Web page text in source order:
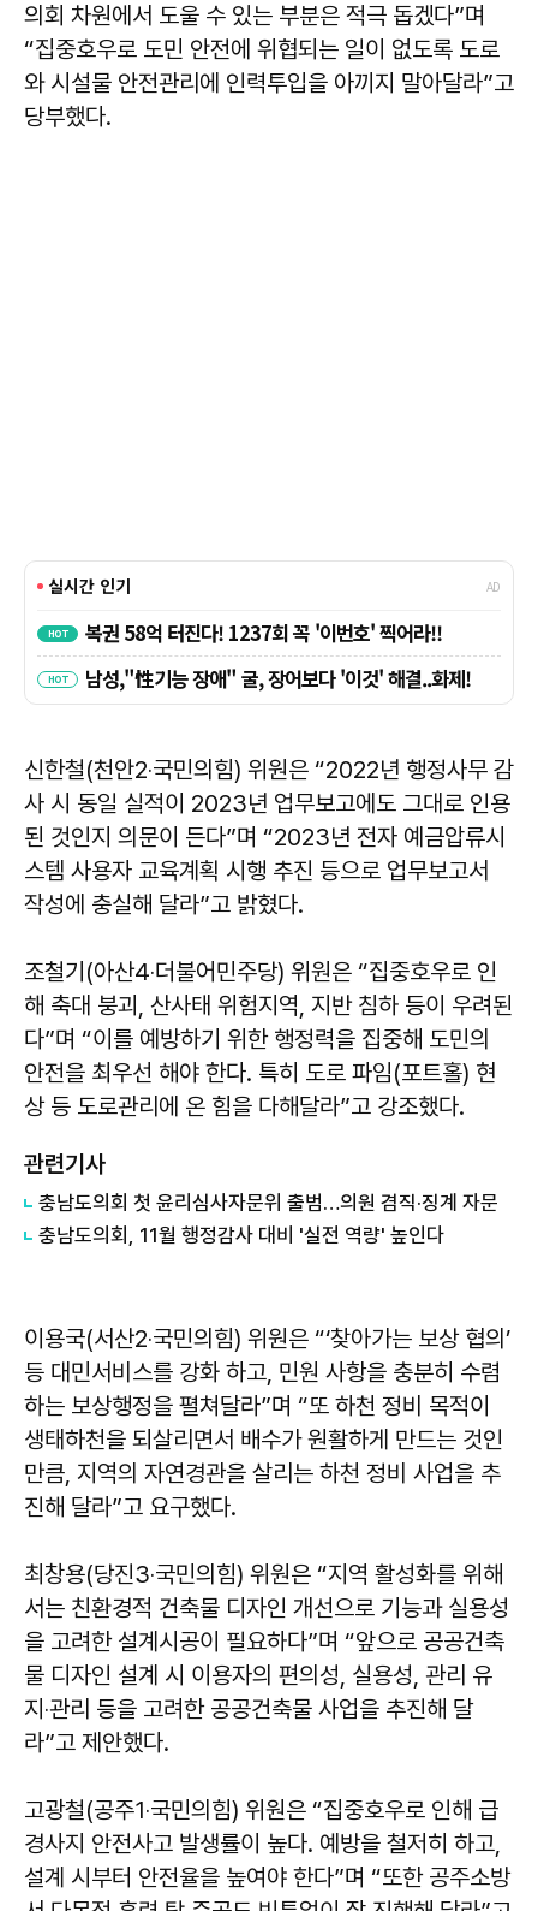
의회 차원에서 도울 수 있는 부분은 적극 돕겠다”며
“집중호우로 도민 안전에 위협되는 일이 없도록 도로
와 시설물 안전관리에 인력투입을 아끼지 말아달라”고
당부했다.
신한철(천안2‧국민의힘) 위원은 “2022년 행정사무 감
사 시 동일 실적이 2023년 업무보고에도 그대로 인용
된 것인지 의문이 든다”며 “2023년 전자 예금압류시
스템 사용자 교육계획 시행 추진 등으로 업무보고서
작성에 충실해 달라”고 밝혔다.
조철기(아산4‧더불어민주당) 위원은 “집중호우로 인
해 축대 붕괴, 산사태 위험지역, 지반 침하 등이 우려된
다”며 “이를 예방하기 위한 행정력을 집중해 도민의
안전을 최우선 해야 한다. 특히 도로 파임(포트홀) 현
상 등 도로관리에 온 힘을 다해달라”고 강조했다.
관련기사
충남도의회 첫 윤리심사자문위 출범…의원 겸직·징계 자문
충남도의회, 11월 행정감사 대비 '실전 역량' 높인다
이용국(서산2‧국민의힘) 위원은 “‘찾아가는 보상 협의’
등 대민서비스를 강화 하고, 민원 사항을 충분히 수렴
하는 보상행정을 펼쳐달라”며 “또 하천 정비 목적이
생태하천을 되살리면서 배수가 원활하게 만드는 것인
만큼, 지역의 자연경관을 살리는 하천 정비 사업을 추
진해 달라”고 요구했다.
최창용(당진3‧국민의힘) 위원은 “지역 활성화를 위해
서는 친환경적 건축물 디자인 개선으로 기능과 실용성
을 고려한 설계시공이 필요하다”며 “앞으로 공공건축
물 디자인 설계 시 이용자의 편의성, 실용성, 관리 유
지‧관리 등을 고려한 공공건축물 사업을 추진해 달
라”고 제안했다.
고광철(공주1‧국민의힘) 위원은 “집중호우로 인해 급
경사지 안전사고 발생률이 높다. 예방을 철저히 하고,
설계 시부터 안전율을 높여야 한다”며 “또한 공주소방